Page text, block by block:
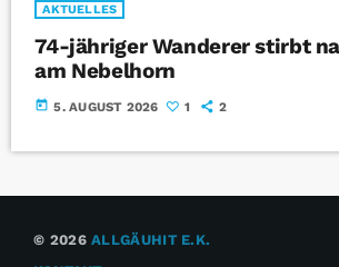
AKTUELLES
74-jähriger Wanderer stirbt
am Nebelhorn
today 5. AUGUST 2026 1 2
© 2026ALLGÄUHIT E.K.